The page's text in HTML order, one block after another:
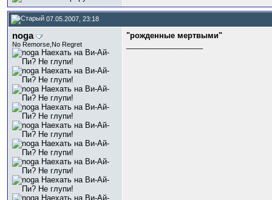
07.05.2007, 23:18
noga
No Remorse,No Regret
"рожденные мертвыми"